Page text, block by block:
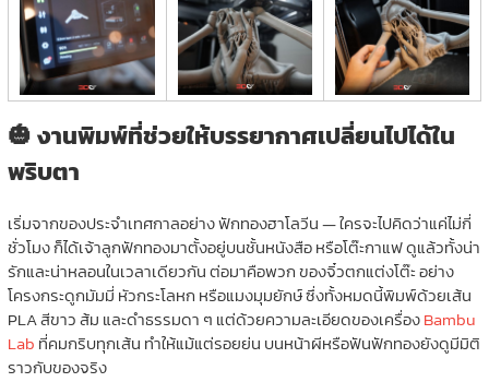
🎃 งานพิมพ์ที่ช่วยให้บรรยากาศเปลี่ยนไปได้ใน
พริบตา
เริ่มจากของประจำเทศกาลอย่าง ฟักทองฮาโลวีน — ใครจะไปคิดว่าแค่ไม่กี่
ชั่วโมง ก็ได้เจ้าลูกฟักทองมาตั้งอยู่บนชั้นหนังสือ หรือโต๊ะกาแฟ ดูแล้วทั้งน่า
รักและน่าหลอนในเวลาเดียวกัน ต่อมาคือพวก ของจิ๋วตกแต่งโต๊ะ อย่าง
โครงกระดูกมัมมี่ หัวกระโลหก หรือแมงมุมยักษ์ ซึ่งทั้งหมดนี้พิมพ์ด้วยเส้น
PLA สีขาว ส้ม และดำธรรมดา ๆ แต่ด้วยความละเอียดของเครื่องBambu
Lab ที่คมกริบทุกเส้น ทำให้แม้แต่รอยย่น บนหน้าผีหรือฟันฟักทองยังดูมีมิติ
ราวกับของจริง